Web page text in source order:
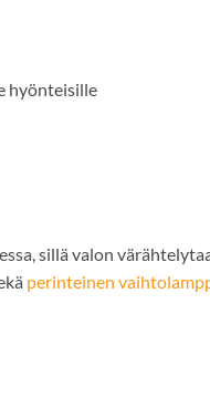
hyönteisille
sillä valon
perinteinen